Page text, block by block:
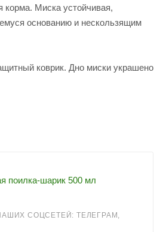
корма. Миска устойчивая,
основанию и нескользящим
коврик. Дно миски украшено
СОЦСЕТЕЙ: ТЕЛЕГРАМ,